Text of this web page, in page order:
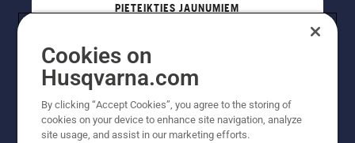
PIETEIKTIES JAUNUMIEM
Cookies on
Husqvarna.com
By clicking “Accept Cookies”, you agree to the storing of
cookies on your device to enhance site navigation, analyze
site usage, and assist in our marketing efforts.